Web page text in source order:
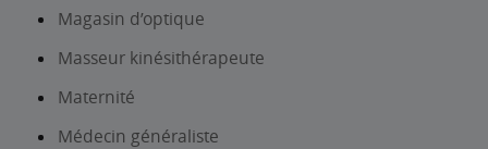
Magasin d’optique
Masseur kinésithérapeute
Maternité
Médecin généraliste